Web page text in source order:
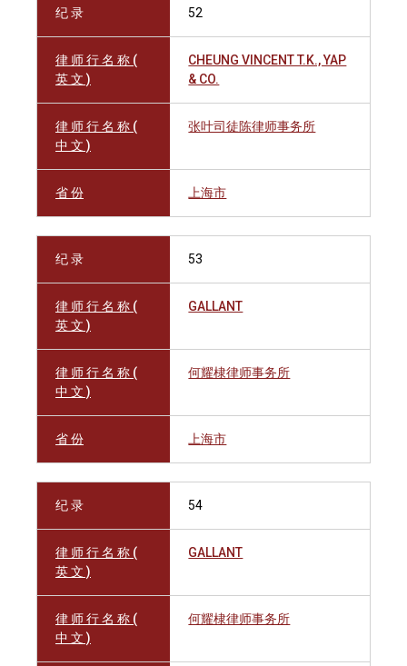
纪 录 52
律 师 行 名 称 (
英 文 )
CHEUNG VINCENT T.K., YAP
& CO.
律 师 行 名 称 (
中 文 )
张叶司徒陈律师事务所
省 份 上海市
纪 录 53
律 师 行 名 称 (
英 文 )
GALLANT
律 师 行 名 称 (
中 文 )
何耀棣律师事务所
省 份 上海市
纪 录 54
律 师 行 名 称 (
英 文 )
GALLANT
律 师 行 名 称 (
中 文 )
何耀棣律师事务所